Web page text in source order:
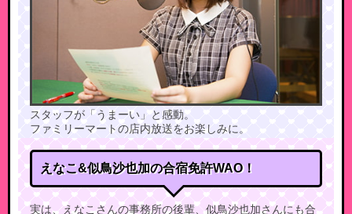
スタッフが「うまーい」と感動。
ファミリーマートの店内放送をお楽しみに。
えなこ&似鳥沙也加の合宿免許WAO！
実は、えなこさんの事務所の後輩、似鳥沙也加さんにも合